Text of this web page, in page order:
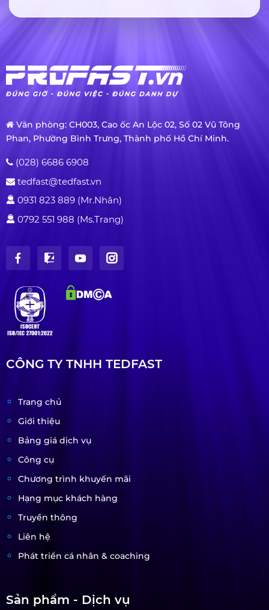
Văn phòng: CH003, Cao ốc An Lộc 02, Số 02 Vũ Tông
Phan, Phường Bình Trưng, Thành phố Hồ Chí Minh.
(028) 6686 6908
tedfast@tedfast.vn
0931 823 889 (Mr.Nhân)
0792 551 988 (Ms.Trang)
CÔNG TY TNHH TEDFAST
Trang chủ
Giới thiệu
Bảng giá dịch vụ
Công cụ
Chương trình khuyến mãi
Hạng mục khách hàng
Truyền thông
Liên hệ
Phát triển cá nhân & coaching
Sản phẩm - Dịch vụ